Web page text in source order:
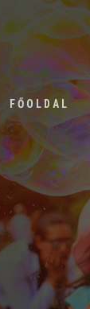
FŐOLDAL